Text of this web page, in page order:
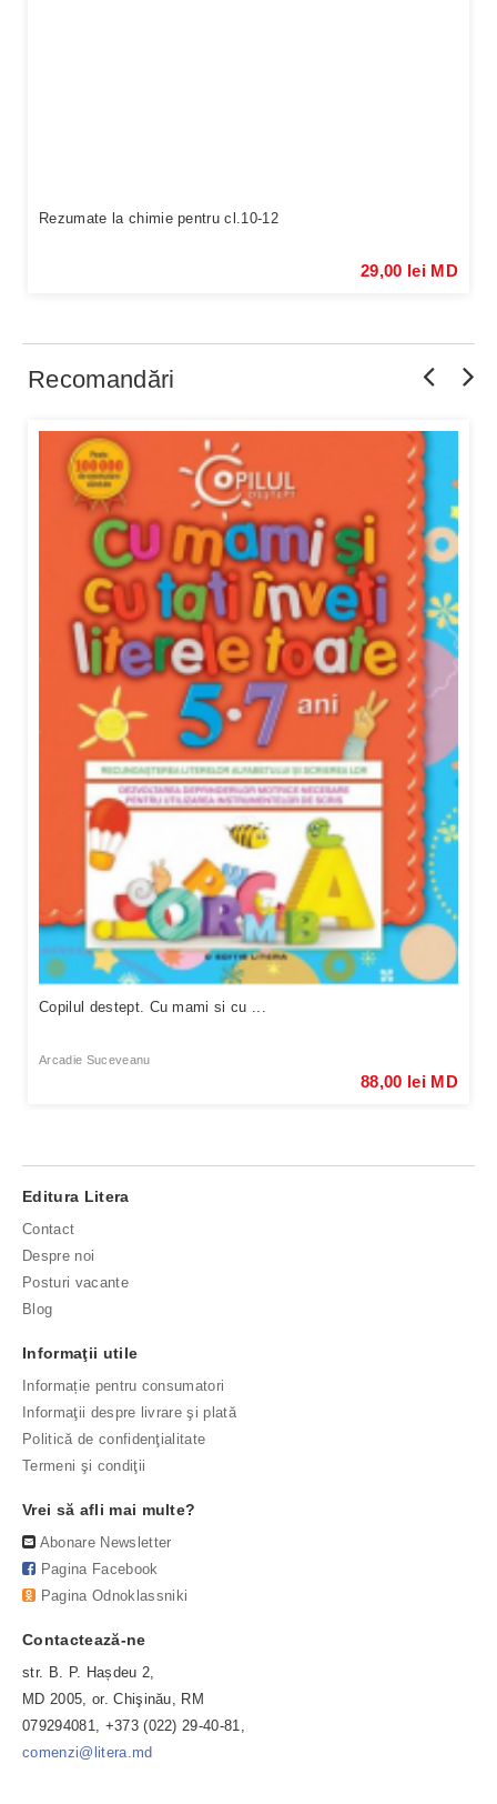
Rezumate la chimie pentru cl.10-12
29,00 lei MD
Recomandări
Copilul destept. Cu mami si cu ...
Arcadie Suceveanu
88,00 lei MD
Editura Litera
Contact
Despre noi
Posturi vacante
Blog
Informaţii utile
Informație pentru consumatori
Informaţii despre livrare şi plată
Politică de confidenţialitate
Termeni şi condiţii
Vrei să afli mai multe?
Abonare Newsletter
Pagina Facebook
Pagina Odnoklassniki
Contactează-ne
str. B. P. Hașdeu 2,
MD 2005, or. Chişinău, RM
079294081, +373 (022) 29-40-81,
comenzi@litera.md